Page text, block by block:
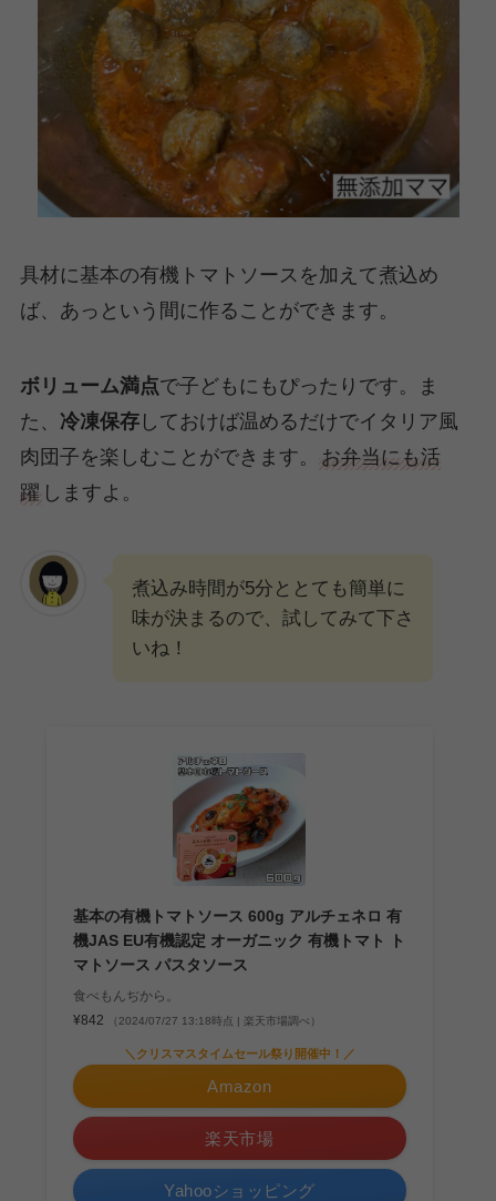
具材に基本の有機トマトソースを加えて煮込め
ば、あっという間に作ることができます。
ボリューム満点で子どもにもぴったりです。ま
た、 冷凍保存しておけば温めるだけでイタリア風
肉団子を楽しむことができます。
お弁当にも活
躍 しますよ。
煮込み時間が5分ととても簡単に
味が決まるので、試してみて下さ
いね！
基本の有機トマトソース 600g アルチェネロ 有
機JAS EU有機認定 オーガニック 有機トマト ト
マトソース パスタソース
食べもんぢから。
¥842
（2024/07/27 13:18時点 | 楽天市場調べ）
＼クリスマスタイムセール祭り開催中！／
Amazon
楽天市場
Yahooショッピング